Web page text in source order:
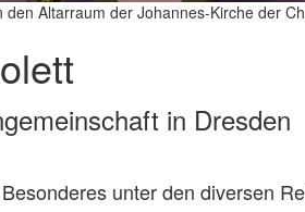
Altarraum der Johannes-Kirche der
in Dresden
unter den diversen